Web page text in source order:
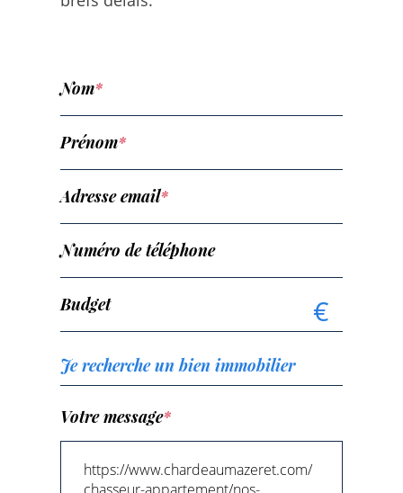
Nom*
Prénom*
Adresse email*
Numéro de téléphone
Budget €
Votre message*